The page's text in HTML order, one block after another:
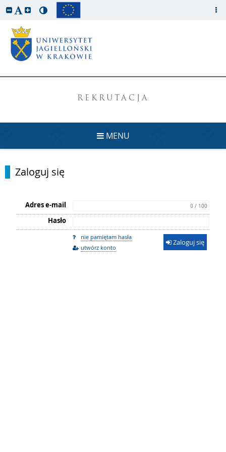
REKRUTACJA
MENU
Zaloguj się
Adres e-mail 0 / 100
Hasło
nie pamiętam hasła
utwórz konto
Zaloguj się